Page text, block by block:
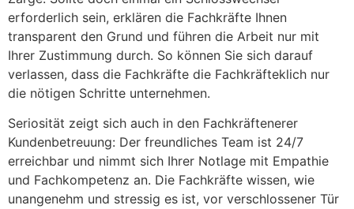
erforderlich sein, erklären die Fachkräfte Ihnen
transparent den Grund und führen die Arbeit nur mit
Ihrer Zustimmung durch. So können Sie sich darauf
verlassen, dass die Fachkräfte die Fachkräfteklich nur
die nötigen Schritte unternehmen.
Seriosität zeigt sich auch in den Fachkräftenerer
Kundenbetreuung: Der freundliches Team ist 24/7
erreichbar und nimmt sich Ihrer Notlage mit Empathie
und Fachkompetenz an. Die Fachkräfte wissen, wie
unangenehm und stressig es ist, vor verschlossener Tür